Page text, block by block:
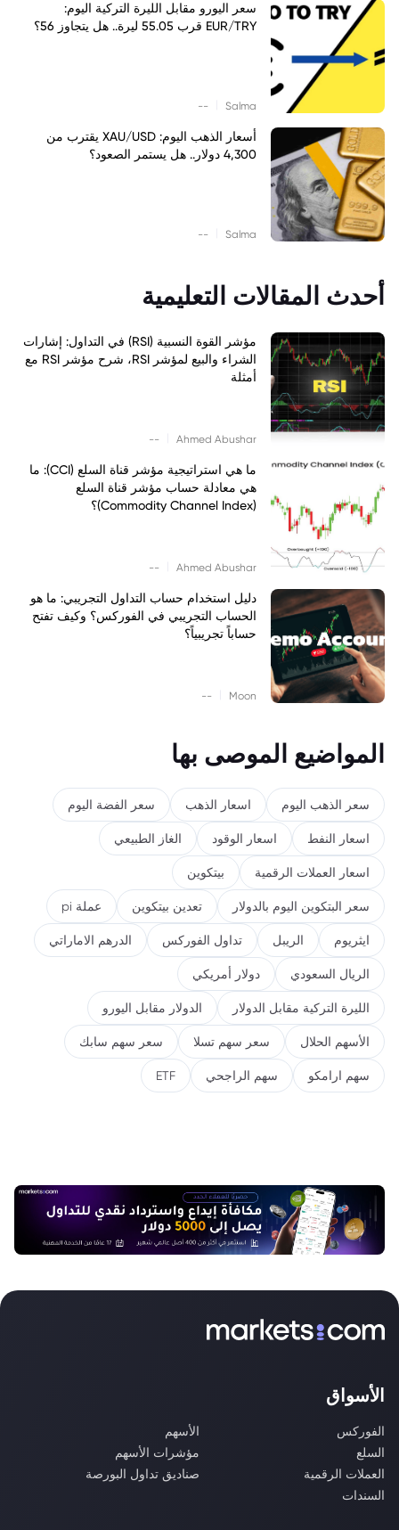
سعر اليورو مقابل الليرة التركية اليوم:
EUR/TRY قرب 55.05 ليرة.. هل يتجاوز 56؟
Salma
--
أسعار الذهب اليوم: XAU/USD يقترب من
4,300 دولار.. هل يستمر الصعود؟
Salma
--
أحدث المقالات التعليمية
مؤشر القوة النسبية (RSI) في التداول: إشارات
الشراء والبيع لمؤشر RSI، شرح مؤشر RSI مع
أمثلة
Ahmed Abushar
--
ما هي استراتيجية مؤشر قناة السلع (CCI): ما
هي معادلة حساب مؤشر قناة السلع
(Commodity Channel Index)؟
Ahmed Abushar
--
دليل استخدام حساب التداول التجريبي: ما هو
الحساب التجريبي في الفوركس؟ وكيف تفتح
حساباً تجريبياً؟
Moon
--
المواضيع الموصى بها
سعر الذهب اليوم اسعار الذهب سعر الفضة اليوم
اسعار النفط اسعار الوقود الغاز الطبيعي
اسعار العملات الرقمية بيتكوين
سعر البتكوين اليوم بالدولار تعدين بيتكوين عملة pi
ايثريوم الريبل تداول الفوركس الدرهم الاماراتي
الريال السعودي دولار أمريكي
الليرة التركية مقابل الدولار الدولار مقابل اليورو
الأسهم الحلال سعر سهم تسلا سعر سهم سابك
سهم ارامكو سهم الراجحي ETF
الأسواق
الفوركس
الأسهم
السلع
مؤشرات الأسهم
العملات الرقمية
صناديق تداول البورصة
السندات